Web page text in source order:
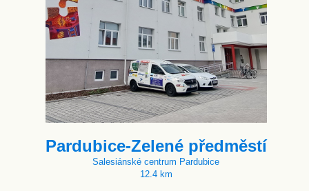
Pardubice-Zelené předměstí
Salesiánské centrum Pardubice
12.4 km